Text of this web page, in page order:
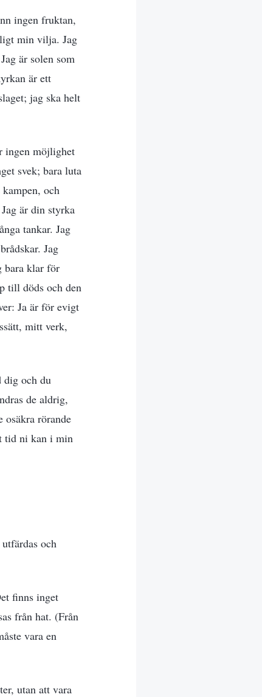
ingen fruktan,
min vilja. Jag
är solen som
är ett
jag ska helt
ingen möjlighet
svek; bara luta
och
är din styrka
tankar. Jag
Jag
bara klar för
till döds och den
Ja är för evigt
mitt verk,
dig och du
de aldrig,
osäkra rörande
tid ni kan i min
och
finns inget
från hat. (Från
vara en
utan att vara